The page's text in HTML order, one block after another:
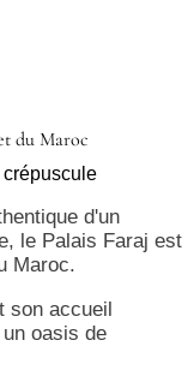
du Maroc
d'un
le Palais Faraj est
Maroc.
son accueil
oasis de